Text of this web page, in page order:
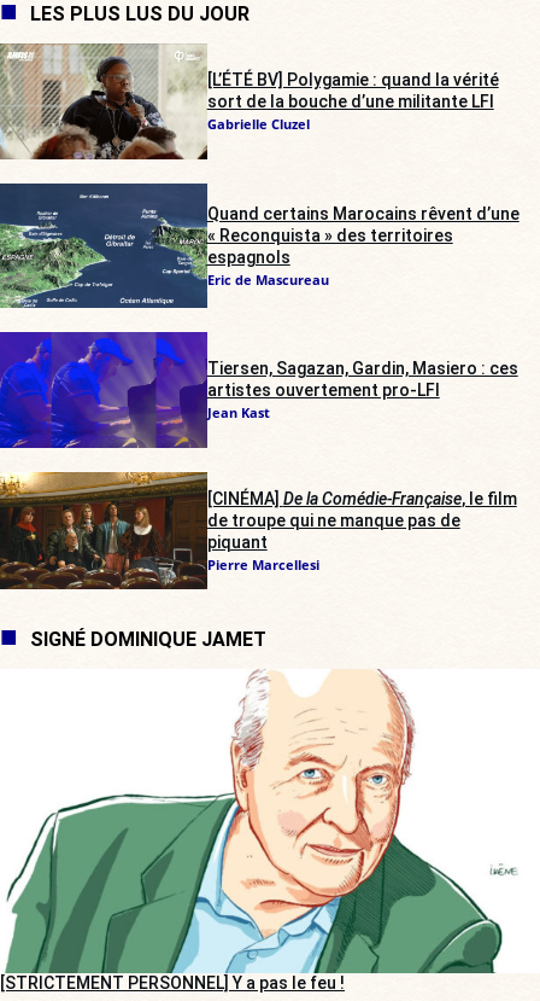
LES PLUS LUS DU JOUR
[L’ÉTÉ BV] Polygamie : quand la vérité
sort de la bouche d’une militante LFI
Gabrielle Cluzel
Quand certains Marocains rêvent d’une
« Reconquista » des territoires
espagnols
Eric de Mascureau
Tiersen, Sagazan, Gardin, Masiero : ces
artistes ouvertement pro-LFI
Jean Kast
[CINÉMA] De la Comédie-Française, le film
de troupe qui ne manque pas de
piquant
Pierre Marcellesi
SIGNÉ DOMINIQUE JAMET
[STRICTEMENT PERSONNEL] Y a pas le feu !